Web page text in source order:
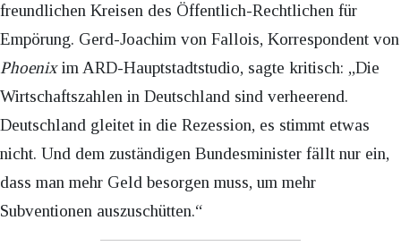
freundlichen Kreisen des Öffentlich-Rechtlichen für
Empörung. Gerd-Joachim von Fallois, Korrespondent von
Phoenixim ARD-Hauptstadtstudio, sagte kritisch: „Die
Wirtschaftszahlen in Deutschland sind verheerend.
Deutschland gleitet in die Rezession, es stimmt etwas
nicht. Und dem zuständigen Bundesminister fällt nur ein,
dass man mehr Geld besorgen muss, um mehr
Subventionen auszuschütten.“